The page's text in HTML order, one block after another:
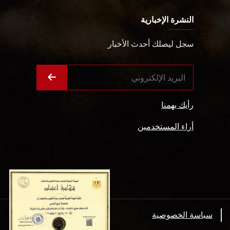
النشرة الإخبارية
سجل ليصلك أحدث الأخبار
رأيك يهمنا
أراء المستخدمين
سياسة الخصوصية